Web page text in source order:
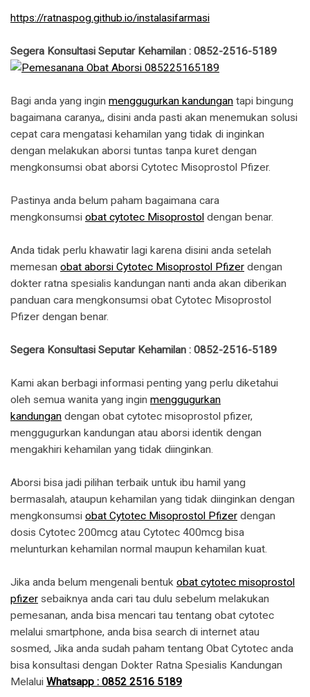
https://ratnaspog.github.io/instalasifarmasi
Segera Konsultasi Seputar Kehamilan : 0852-2516-5189
Bagi anda yang ingin menggugurkan kandungan tapi bingung
bagaimana caranya,, disini anda pasti akan menemukan solusi
cepat cara mengatasi kehamilan yang tidak di inginkan
dengan melakukan aborsi tuntas tanpa kuret dengan
mengkonsumsi obat aborsi Cytotec Misoprostol Pfizer.
Pastinya anda belum paham bagaimana cara
mengkonsumsi obat cytotec Misoprostol dengan benar.
Anda tidak perlu khawatir lagi karena disini anda setelah
memesan obat aborsi Cytotec Misoprostol Pfizer dengan
dokter ratna spesialis kandungan nanti anda akan diberikan
panduan cara mengkonsumsi obat Cytotec Misoprostol
Pfizer dengan benar.
Segera Konsultasi Seputar Kehamilan : 0852-2516-5189
Kami akan berbagi informasi penting yang perlu diketahui
oleh semua wanita yang ingin menggugurkan
kandungan dengan obat cytotec misoprostol pfizer,
menggugurkan kandungan atau aborsi identik dengan
mengakhiri kehamilan yang tidak diinginkan.
Aborsi bisa jadi pilihan terbaik untuk ibu hamil yang
bermasalah, ataupun kehamilan yang tidak diinginkan dengan
mengkonsumsi obat Cytotec Misoprostol Pfizer dengan
dosis Cytotec 200mcg atau Cytotec 400mcg bisa
melunturkan kehamilan normal maupun kehamilan kuat.
Jika anda belum mengenali bentuk obat cytotec misoprostol
pfizer sebaiknya anda cari tau dulu sebelum melakukan
pemesanan, anda bisa mencari tau tentang obat cytotec
melalui smartphone, anda bisa search di internet atau
sosmed, Jika anda sudah paham tentang Obat Cytotec anda
bisa konsultasi dengan Dokter Ratna Spesialis Kandungan
Melalui Whatsapp : 0852 2516 5189